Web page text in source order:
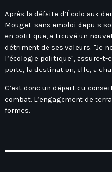
Hauts-De-France
Île-De-France
La Réunion
Normandie
Nouvelle-Aquitaine
Occitanie
Contacts
Après la défaite d’Écolo aux
Mouget, sans emploi depuis
en politique, a trouvé un
détriment de ses valeurs. "Je
l’écologie politique", assure-t-
porte, la destination, elle, a
C’est donc un départ du
combat. L’engagement de
formes.